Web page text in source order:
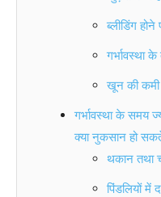
ब्लीडिंग होने
गर्भावस्था
खून की कमी
गर्भावस्था के समय
क्या नुकसान हो
थकान तथा
पिंडलियों में